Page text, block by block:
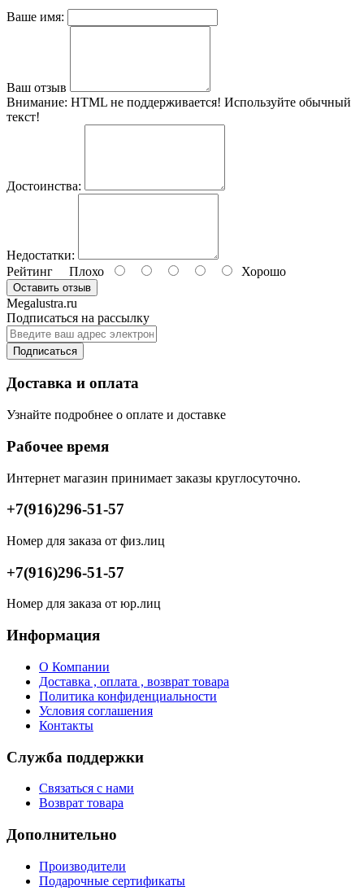
Ваше имя:
Ваш отзыв
Внимание: HTML не поддерживается! Используйте обычный
текст!
Достоинства:
Недостатки:
Рейтинг Плохо Хорошо
Оставить отзыв
Megalustra.ru
Подписаться на рассылку
Подписаться
Доставка и оплата
Узнайте подробнее о оплате и доставке
Рабочее время
Интернет магазин принимает заказы круглосуточно.
+7(916)296-51-57
Номер для заказа от физ.лиц
+7(916)296-51-57
Номер для заказа от юр.лиц
Информация
О Компании
Доставка , оплата , возврат товара
Политика конфиденциальности
Условия соглашения
Контакты
Служба поддержки
Связаться с нами
Возврат товара
Дополнительно
Производители
Подарочные сертификаты